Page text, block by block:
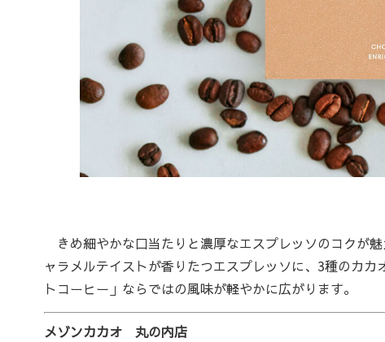
きめ細やかな口当たりと濃厚なエスプレッソのコクが
ャラメルテイストが香りたつエスプレッソに、3種のカ
トコーヒー」ならではの風味が軽やかに広がります。
メゾンカカオ 丸の内店